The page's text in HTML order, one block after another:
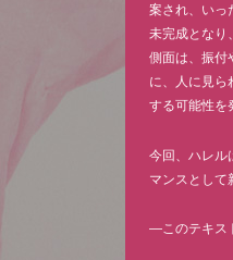
案され、いっ
未完成となり
側面は、振付
に、人に見ら
する可能性を
今回、ハレル
マンスとして
―このテキス